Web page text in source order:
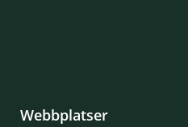
Webbplatser